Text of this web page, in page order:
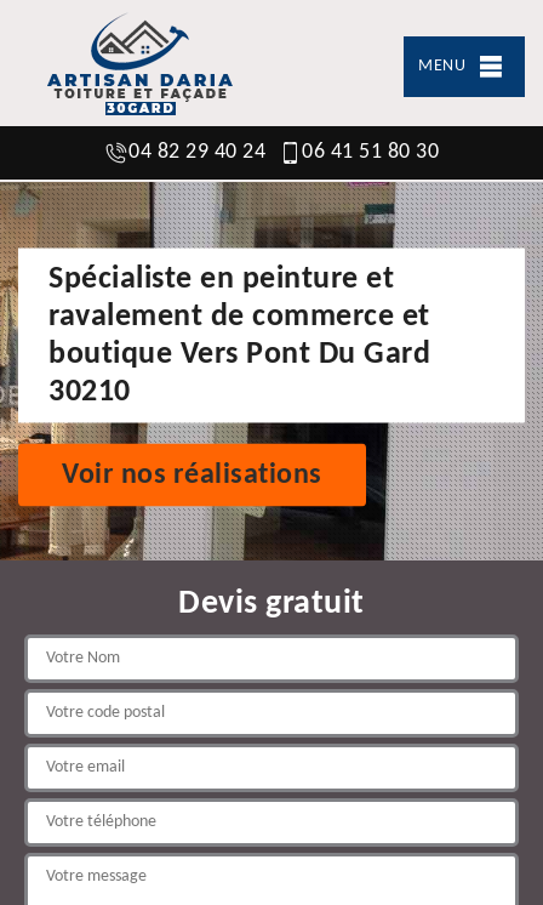
MENU
04 82 29 40 24 06 41 51 80 30
Spécialiste en peinture et
ravalement de commerce et
boutique Vers Pont Du Gard
30210
Voir nos réalisations
Devis gratuit